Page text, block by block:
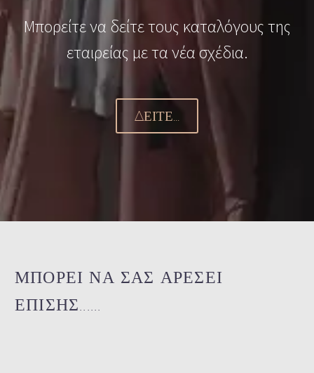
Μπορείτε να δείτε τους καταλόγους της
εταιρείας με τα νέα σχέδια.
ΔΕΊΤΕ...
ΜΠΟΡΕΙ ΝΑ ΣΑΣ ΑΡΕΣΕΙ
ΕΠΙΣΗΣ......